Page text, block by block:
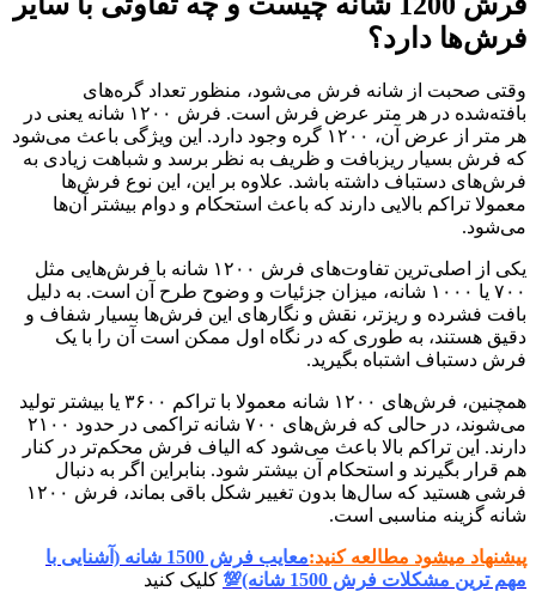
فرش‌ها دارد؟
وقتی صحبت از شانه فرش می‌شود، منظور تعداد گره‌های
بافته‌شده در هر متر عرض فرش است. فرش ۱۲۰۰ شانه یعنی در
هر متر از عرض آن، ۱۲۰۰ گره وجود دارد. این ویژگی باعث می‌شود
که فرش بسیار ریزبافت و ظریف به نظر برسد و شباهت زیادی به
فرش‌های دستباف داشته باشد. علاوه بر این، این نوع فرش‌ها
معمولا تراکم بالایی دارند که باعث استحکام و دوام بیشتر آن‌ها
می‌شود.
یکی از اصلی‌ترین تفاوت‌های فرش ۱۲۰۰ شانه با فرش‌هایی مثل
۷۰۰ یا ۱۰۰۰ شانه، میزان جزئیات و وضوح طرح آن است. به دلیل
بافت فشرده و ریزتر، نقش و نگارهای این فرش‌ها بسیار شفاف و
دقیق هستند، به طوری که در نگاه اول ممکن است آن را با یک
فرش دستباف اشتباه بگیرید.
همچنین، فرش‌های ۱۲۰۰ شانه معمولا با تراکم ۳۶۰۰ یا بیشتر تولید
می‌شوند، در حالی که فرش‌های ۷۰۰ شانه تراکمی در حدود ۲۱۰۰
دارند. این تراکم بالا باعث می‌شود که الیاف فرش محکم‌تر در کنار
هم قرار بگیرند و استحکام آن بیشتر شود. بنابراین اگر به دنبال
فرشی هستید که سال‌ها بدون تغییر شکل باقی بماند، فرش ۱۲۰۰
شانه گزینه مناسبی است.
پیشنهاد میشود مطالعه کنید:
معایب فرش 1500 شانه (آشنایی با
مهم ترین مشکلات فرش 1500 شانه)💯
کلیک کنید